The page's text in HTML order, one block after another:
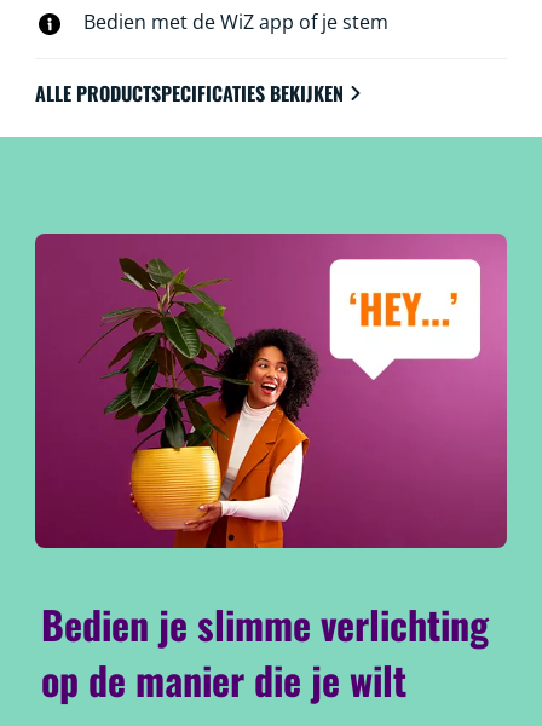
Bedien met de WiZ app of je stem
ALLE PRODUCTSPECIFICATIES BEKIJKEN
Bedien je slimme verlichting
op de manier die je wilt